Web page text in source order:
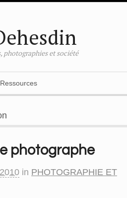
photographies et société
Ressources
photographe
in PHOTOGRAPHIE ET